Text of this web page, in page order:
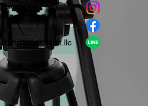
​Facebook
company＠habit.llc